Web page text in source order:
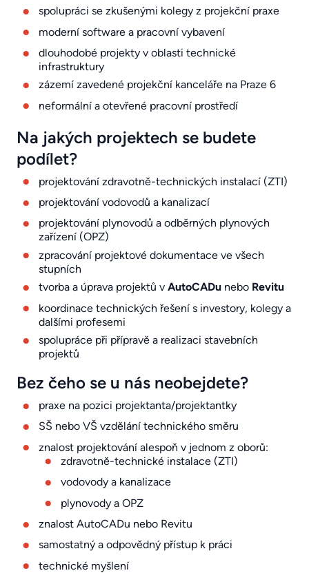
spolupráci se zkušenými kolegy z projekční praxe
moderní software a pracovní vybavení
dlouhodobé projekty v oblasti technické
infrastruktury
zázemí zavedené projekční kanceláře na Praze 6
neformální a otevřené pracovní prostředí
Na jakých projektech se budete
podílet?
projektování zdravotně-technických instalací (ZTI)
projektování vodovodů a kanalizací
projektování plynovodů a odběrných plynových
zařízení (OPZ)
zpracování projektové dokumentace ve všech
stupních
tvorba a úprava projektů v AutoCADu nebo Revitu
koordinace technických řešení s investory, kolegy a
dalšími profesemi
spolupráce při přípravě a realizaci stavebních
projektů
Bez čeho se u nás neobejdete?
praxe na pozici projektanta/projektantky
SŠ nebo VŠ vzdělání technického směru
znalost projektování alespoň v jednom z oborů:
zdravotně-technické instalace (ZTI)
vodovody a kanalizace
plynovody a OPZ
znalost AutoCADu nebo Revitu
samostatný a odpovědný přístup k práci
technické myšlení